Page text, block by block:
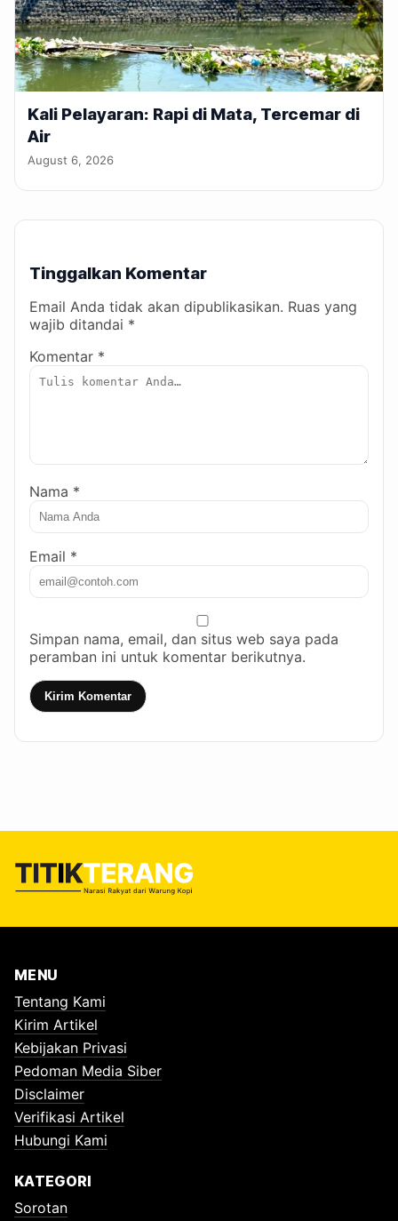
Kali Pelayaran: Rapi di Mata, Tercemar di
Air
August 6, 2026
Tinggalkan Komentar
Email Anda tidak akan dipublikasikan. Ruas yang
wajib ditandai *
Komentar *
Nama *
Email *
Simpan nama, email, dan situs web saya pada
peramban ini untuk komentar berikutnya.
Kirim Komentar
MENU
Tentang Kami
Kirim Artikel
Kebijakan Privasi
Pedoman Media Siber
Disclaimer
Verifikasi Artikel
Hubungi Kami
KATEGORI
Sorotan